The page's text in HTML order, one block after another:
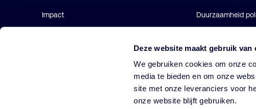
Deze website maakt gebruik van
We gebruiken cookies om onze
media te bieden en om onze
site met onze leveranciers voor
onze website blijft gebruiken.
Impact Duurzaamheid
Cookie verklaring